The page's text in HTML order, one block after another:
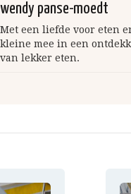
wendy panse-moedt
Met een liefde voor eten
kleine mee in een
van lekker eten.